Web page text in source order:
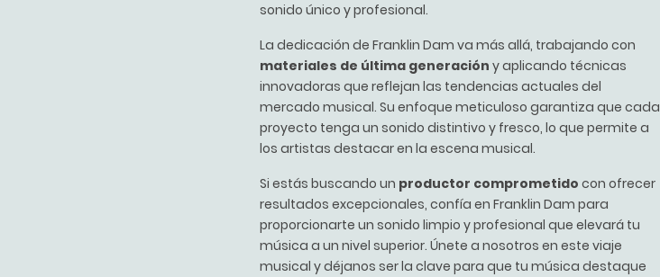
sonido único y profesional.
La dedicación de Franklin Dam va más allá, trabajando con
materiales de última generación y aplicando técnicas
innovadoras que reflejan las tendencias actuales del
mercado musical. Su enfoque meticuloso garantiza que cada
proyecto tenga un sonido distintivo y fresco, lo que permite a
los artistas destacar en la escena musical.
Si estás buscando un productor comprometido con ofrecer
resultados excepcionales, confía en Franklin Dam para
proporcionarte un sonido limpio y profesional que elevará tu
música a un nivel superior. Únete a nosotros en este viaje
musical y déjanos ser la clave para que tu música destaque